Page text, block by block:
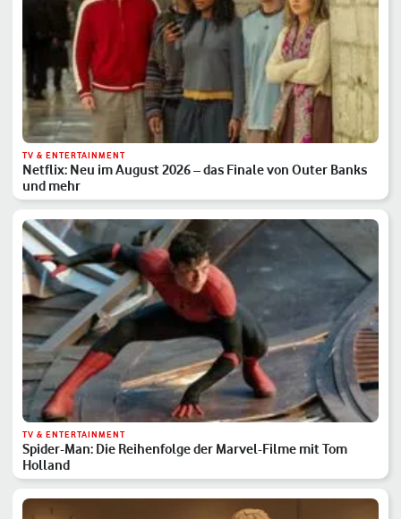
TV & ENTERTAINMENT
Netflix: Neu im August 2026 – das Finale von Outer Banks
und mehr
TV & ENTERTAINMENT
Spider-Man: Die Reihenfolge der Marvel-Filme mit Tom
Holland